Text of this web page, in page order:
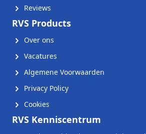
Reviews
RVS Products
Over ons
Vacatures
Algemene Voorwaarden
Privacy Policy
Cookies
RVS Kenniscentrum